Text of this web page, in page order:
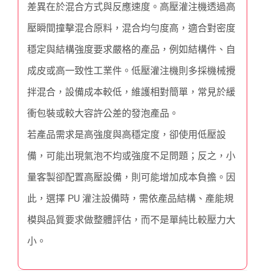
差異在於混合方式與反應速度。高壓灌注機透過高
壓瞬間撞擊混合原料，混合均勻度高，適合對密度
穩定與結構強度要求嚴格的產品，例如結構件、自
成皮或高一致性工業件。低壓灌注機則多採機械攪
拌混合，設備成本較低，維護相對簡單，常見於緩
衝包裝或較大容許公差的發泡產品。
若產品需求是高強度與高穩定度，卻使用低壓設
備，可能出現氣泡不均或強度不足問題；反之，小
量客製卻配置高壓設備，則可能增加成本負擔。因
此，選擇 PU 灌注設備時，需依產品結構、產能規
模與品質要求做整體評估，而不是單純比較壓力大
小。